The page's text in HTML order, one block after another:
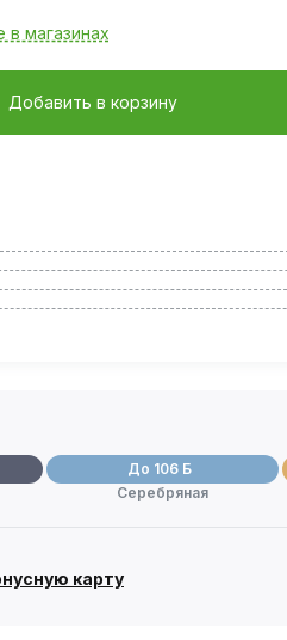
магазинах
Добавить в корзину
До 106 Б
Серебряная
карту